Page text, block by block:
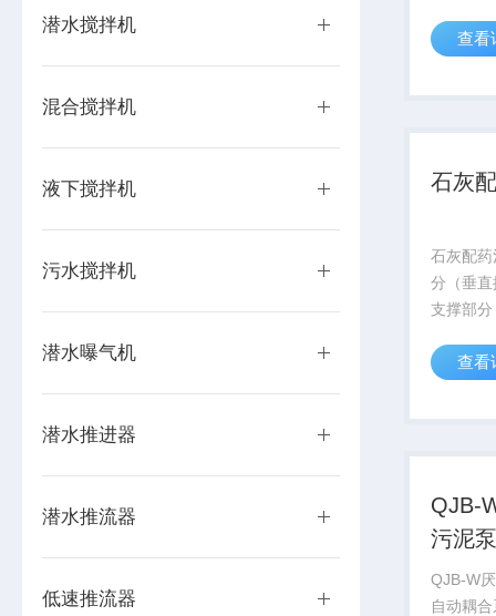
潜水搅拌机
混合搅拌机
液下搅拌机
污水搅拌机
潜水曝气机
潜水推进器
潜水推流器
低速推流器
需工作
注两种
查看
石灰
石灰配
分（垂
支撑部
机）及
查看
QJB-
污泥泵
QJB-W
自动耦